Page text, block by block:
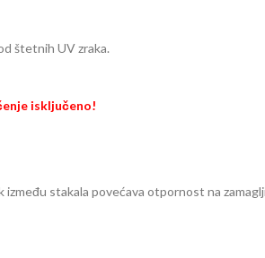
štetnih UV zraka.
isključeno!
stakala povećava otpornost na